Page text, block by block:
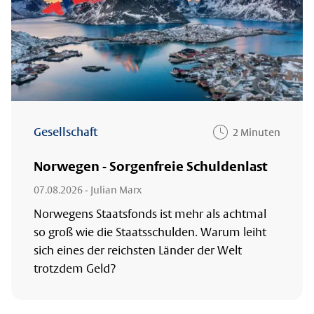
Gesellschaft 2 Minuten
Norwegen - Sorgenfreie Schuldenlast
07.08.2026- Julian Marx
Norwegens Staatsfonds ist mehr als achtmal
so groß wie die Staatsschulden. Warum leiht
sich eines der reichsten Länder der Welt
trotzdem Geld?